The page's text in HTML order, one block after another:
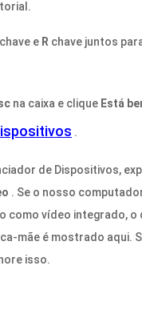
chave e R chave juntos
na caixa e clique Está
.
de Dispositivos,
. Se o nosso
como vídeo integrado, o
mãe é mostrado aqui.
isso.